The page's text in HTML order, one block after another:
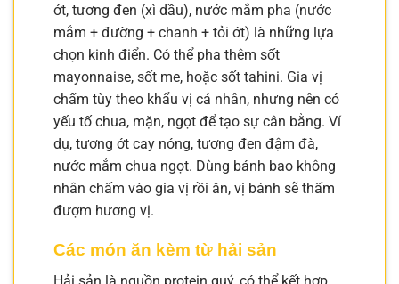
ớt, tương đen (xì dầu), nước mắm pha (nước
mắm + đường + chanh + tỏi ớt) là những lựa
chọn kinh điển. Có thể pha thêm sốt
mayonnaise, sốt me, hoặc sốt tahini. Gia vị
chấm tùy theo khẩu vị cá nhân, nhưng nên có
yếu tố chua, mặn, ngọt để tạo sự cân bằng. Ví
dụ, tương ớt cay nóng, tương đen đậm đà,
nước mắm chua ngọt. Dùng bánh bao không
nhân chấm vào gia vị rồi ăn, vị bánh sẽ thấm
đượm hương vị.
Các món ăn kèm từ hải sản